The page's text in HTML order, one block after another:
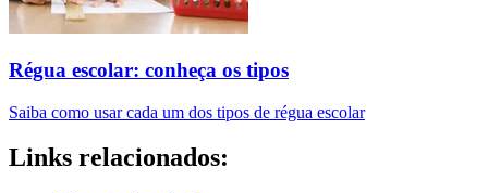
Régua escolar: conheça os tipos
Saiba como usar cada um dos tipos de régua escolar
Links relacionados: